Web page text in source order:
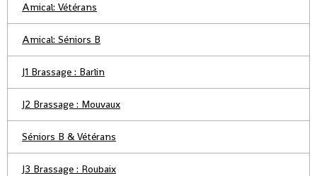
Amical: Vétérans
Amical: Séniors B
J1 Brassage : Barlin
J2 Brassage : Mouvaux
Séniors B & Vétérans
J3 Brassage : Roubaix